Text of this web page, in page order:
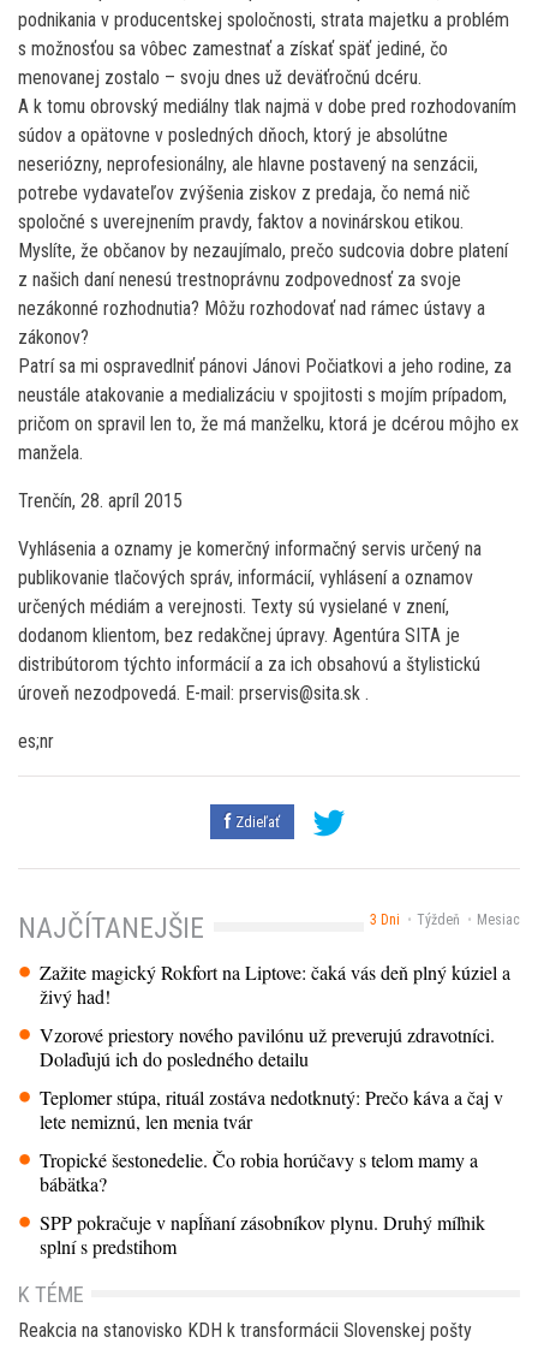
podnikania v producentskej spoločnosti, strata majetku a problém
s možnosťou sa vôbec zamestnať a získať späť jediné, čo
menovanej zostalo – svoju dnes už deväťročnú dcéru.
A k tomu obrovský mediálny tlak najmä v dobe pred rozhodovaním
súdov a opätovne v posledných dňoch, ktorý je absolútne
neseriózny, neprofesionálny, ale hlavne postavený na senzácii,
potrebe vydavateľov zvýšenia ziskov z predaja, čo nemá nič
spoločné s uverejnením pravdy, faktov a novinárskou etikou.
Myslíte, že občanov by nezaujímalo, prečo sudcovia dobre platení
z našich daní nenesú trestnoprávnu zodpovednosť za svoje
nezákonné rozhodnutia? Môžu rozhodovať nad rámec ústavy a
zákonov?
Patrí sa mi ospravedlniť pánovi Jánovi Počiatkovi a jeho rodine, za
neustále atakovanie a medializáciu v spojitosti s mojím prípadom,
pričom on spravil len to, že má manželku, ktorá je dcérou môjho ex
manžela.
Trenčín, 28. apríl 2015
Vyhlásenia a oznamy je komerčný informačný servis určený na
publikovanie tlačových správ, informácií, vyhlásení a oznamov
určených médiám a verejnosti. Texty sú vysielané v znení,
dodanom klientom, bez redakčnej úpravy. Agentúra SITA je
distribútorom týchto informácií a za ich obsahovú a štylistickú
úroveň nezodpovedá. E-mail: prservis@sita.sk .
es;nr
Zdieľať
3 Dni Týždeň Mesiac
NAJČÍTANEJŠIE
Zažite magický Rokfort na Liptove: čaká vás deň plný kúziel a
živý had!
Vzorové priestory nového pavilónu už preverujú zdravotníci.
Dolaďujú ich do posledného detailu
Teplomer stúpa, rituál zostáva nedotknutý: Prečo káva a čaj v
lete nemiznú, len menia tvár
Tropické šestonedelie. Čo robia horúčavy s telom mamy a
bábätka?
SPP pokračuje v napĺňaní zásobníkov plynu. Druhý míľnik
splní s predstihom
K TÉME
Reakcia na stanovisko KDH k transformácii Slovenskej pošty